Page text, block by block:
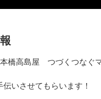
橋高島屋 つづくつなぐ
いさせてもらいます！